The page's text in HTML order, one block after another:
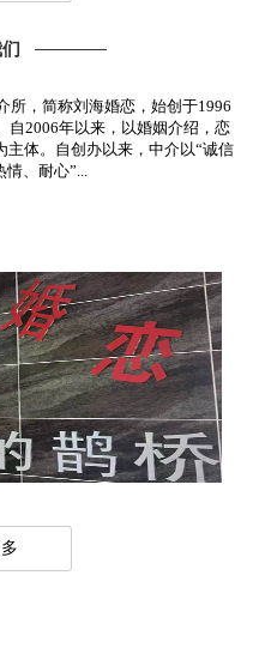
，简称刘海婚恋，始创于1996
自2006年以来，以婚姻介绍，恋
体。自创办以来，中介以“诚信
情、耐心”...